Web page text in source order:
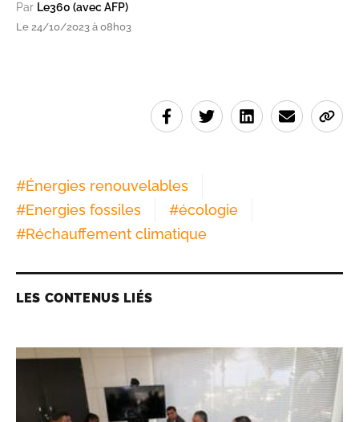
Par Le360 (avec AFP)
Le 24/10/2023 à 08h03
#Énergies renouvelables
#Energies fossiles #écologie
#Réchauffement climatique
LES CONTENUS LIÉS